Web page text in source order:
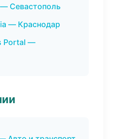
Севастополь
— Краснодар
Portal —